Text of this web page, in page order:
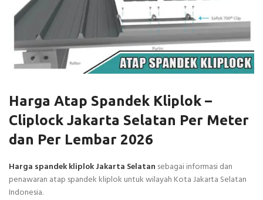
Harga Atap Spandek Kliplok –
Cliplock Jakarta Selatan Per Meter
dan Per Lembar 2026
Harga spandek kliplok Jakarta Selatan sebagai informasi dan
penawaran atap spandek kliplok untuk wilayah Kota Jakarta Selatan
Indonesia.